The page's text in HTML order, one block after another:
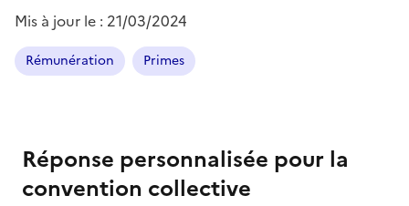
Mis à jour le : 21/03/2024
Rémunération Primes
Réponse personnalisée pour la
convention collective